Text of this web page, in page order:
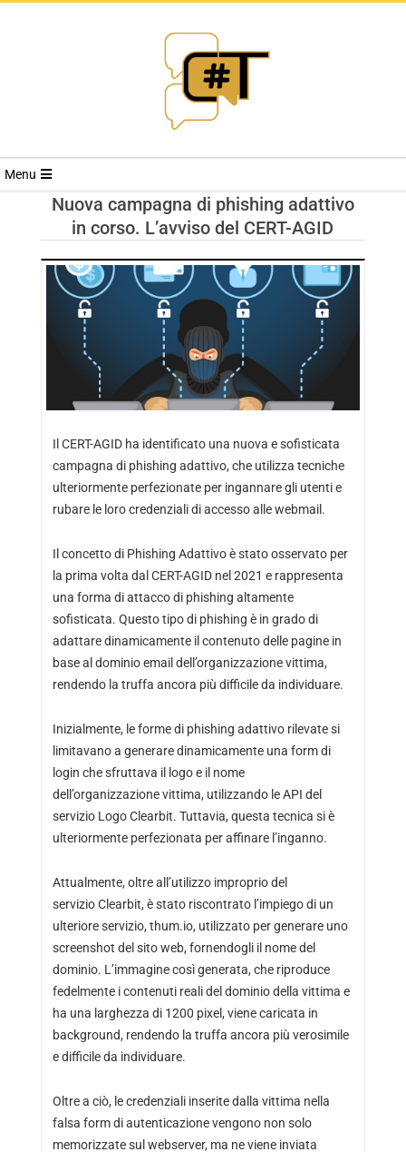
RIVISTA
TRENDS
Menu
Nuova campagna di phishing adattivo
in corso. L’avviso del CERT-AGID
Il CERT-AGID ha identificato una nuova e sofisticata
campagna di phishing adattivo, che utilizza tecniche
ulteriormente perfezionate per ingannare gli utenti e
rubare le loro credenziali di accesso alle webmail.
Il concetto di Phishing Adattivo è stato osservato per
la prima volta dal CERT-AGID nel 2021 e rappresenta
una forma di attacco di phishing altamente
sofisticata. Questo tipo di phishing è in grado di
adattare dinamicamente il contenuto delle pagine in
base al dominio email dell’organizzazione vittima,
rendendo la truffa ancora più difficile da individuare.
Inizialmente, le forme di phishing adattivo rilevate si
limitavano a generare dinamicamente una form di
login che sfruttava il logo e il nome
dell’organizzazione vittima, utilizzando le API del
servizio Logo Clearbit. Tuttavia, questa tecnica si è
ulteriormente perfezionata per affinare l’inganno.
Attualmente, oltre all’utilizzo improprio del
servizio Clearbit, è stato riscontrato l’impiego di un
ulteriore servizio, thum.io, utilizzato per generare uno
screenshot del sito web, fornendogli il nome del
dominio. L’immagine così generata, che riproduce
fedelmente i contenuti reali del dominio della vittima e
ha una larghezza di 1200 pixel, viene caricata in
background, rendendo la truffa ancora più verosimile
e difficile da individuare.
Oltre a ciò, le credenziali inserite dalla vittima nella
falsa form di autenticazione vengono non solo
memorizzate sul webserver, ma ne viene inviata